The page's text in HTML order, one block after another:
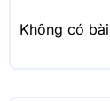
Không có